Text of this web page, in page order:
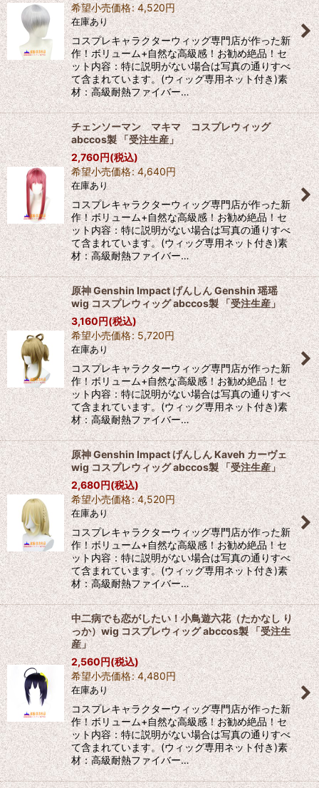
希望小売価格: 4,520円
在庫あり
コスプレキャラクターウィッグ専門店が作った新
作！ボリューム+自然な高級感！お勧め絶品！セ
ット内容：特に説明がない場合は写真の通りすべ
て含まれています。(ウィッグ専用ネット付き)素
材：高級耐熱ファイバー…
チェンソーマン マキマ コスプレウィッグ
abccos製 「受注生産」
2,760円(税込)
希望小売価格: 4,640円
在庫あり
コスプレキャラクターウィッグ専門店が作った新
作！ボリューム+自然な高級感！お勧め絶品！セ
ット内容：特に説明がない場合は写真の通りすべ
て含まれています。(ウィッグ専用ネット付き)素
材：高級耐熱ファイバー…
原神 Genshin Impact げんしん Genshin 瑶瑶
wig コスプレウィッグ abccos製 「受注生産」
3,160円(税込)
希望小売価格: 5,720円
在庫あり
コスプレキャラクターウィッグ専門店が作った新
作！ボリューム+自然な高級感！お勧め絶品！セ
ット内容：特に説明がない場合は写真の通りすべ
て含まれています。(ウィッグ専用ネット付き)素
材：高級耐熱ファイバー…
原神 Genshin Impact げんしん Kaveh カーヴェ
wig コスプレウィッグ abccos製 「受注生産」
2,680円(税込)
希望小売価格: 4,520円
在庫あり
コスプレキャラクターウィッグ専門店が作った新
作！ボリューム+自然な高級感！お勧め絶品！セ
ット内容：特に説明がない場合は写真の通りすべ
て含まれています。(ウィッグ専用ネット付き)素
材：高級耐熱ファイバー…
中二病でも恋がしたい！小鳥遊六花（たかなし り
っか）wig コスプレウィッグ abccos製 「受注生
産」
2,560円(税込)
希望小売価格: 4,480円
在庫あり
コスプレキャラクターウィッグ専門店が作った新
作！ボリューム+自然な高級感！お勧め絶品！セ
ット内容：特に説明がない場合は写真の通りすべ
て含まれています。(ウィッグ専用ネット付き)素
材：高級耐熱ファイバー…